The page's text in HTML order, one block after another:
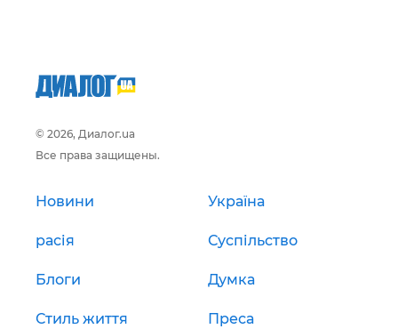
© 2026, Диалог.ua
Все права защищены.
Новини Україна
расія Суспільство
Блоги Думка
Стиль життя Преса